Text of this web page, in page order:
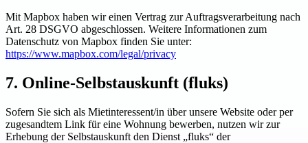
Mit Mapbox haben wir einen Vertrag zur Auftragsverarbeitung nach
Art. 28 DSGVO abgeschlossen. Weitere Informationen zum
Datenschutz von Mapbox finden Sie unter:
https://www.mapbox.com/legal/privacy
7. Online-Selbstauskunft (fluks)
Sofern Sie sich als Mietinteressent/in über unsere Website oder per
zugesandtem Link für eine Wohnung bewerben, nutzen wir zur
Erhebung der Selbstauskunft den Dienst „fluks“ der